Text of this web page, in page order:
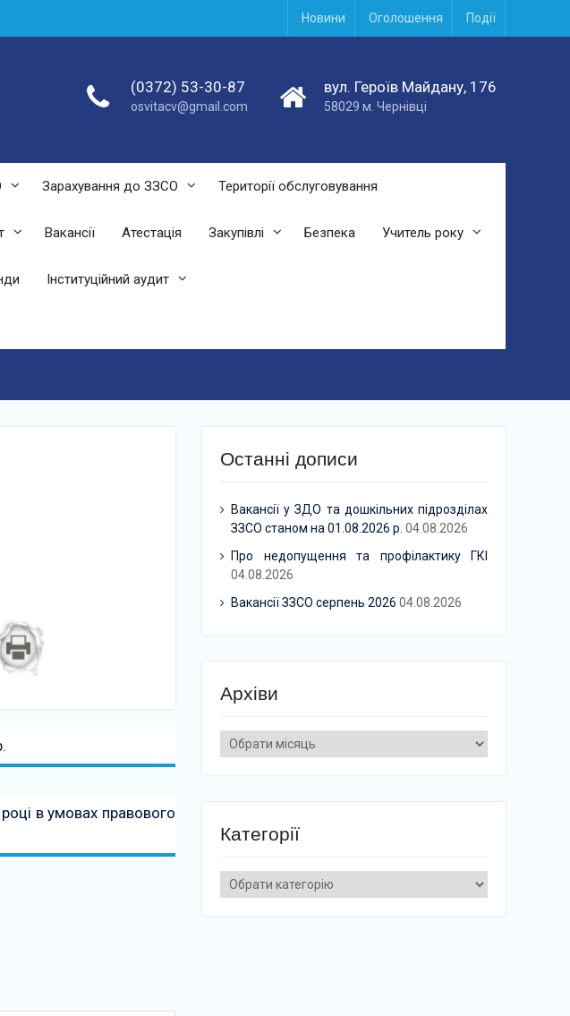
Новини Оголошення Події
(0372) 53-30-87
osvitacv@gmail.com
вул. Героїв Майдану, 176
58029 м. Чернівці
Зарахування до ЗЗСО Території обслуговування
Вакансії Атестація Закупівлі Безпека Учитель року
Інституційний аудит
в умовах правового
Останні дописи
Вакансії у ЗДО та дошкільних підрозділах
ЗЗСО станом на 01.08.2026 р. 04.08.2026
Про недопущення та профілактику ГКІ
04.08.2026
Вакансії ЗЗСО серпень 2026 04.08.2026
Архіви
Архіви
Категорії
Категорії